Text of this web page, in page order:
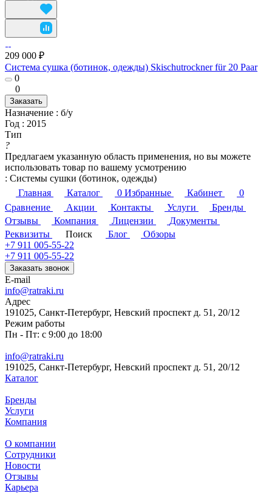
209 000 ₽
Система сушка (ботинок, одежды) Skischutrockner für 20 Paar
0
0
Заказать
Назначение : б/у
Год : 2015
Тип
?
Предлагаем указанную область применения, но вы можете
использовать товар по вашему усмотрению
: Системы сушки (ботинок, одежды)
Главная
Каталог 0 Избранные Кабинет
0
Сравнение
Акции Контакты Услуги
Бренды
Отзывы
Компания Лицензии
Документы
Реквизиты
Поиск Блог
Обзоры
+7 911 005-55-22
+7 911 005-55-22
Заказать звонок
E-mail
info@ratraki.ru
Адрес
191025, Санкт-Петербург, Невский проспект д. 51, 20/12
Режим работы
Пн - Пт: с 9:00 до 18:00
info@ratraki.ru
191025, Санкт-Петербург, Невский проспект д. 51, 20/12
Каталог
Бренды
Услуги
Компания
О компании
Сотрудники
Новости
Отзывы
Карьера